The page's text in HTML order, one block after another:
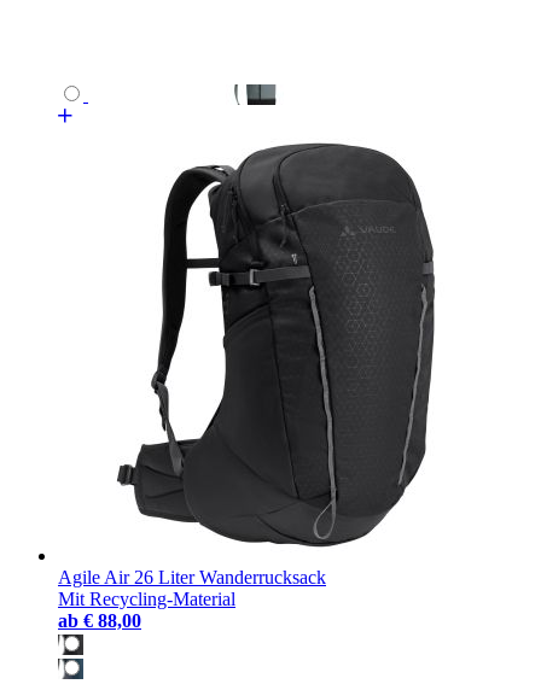
Agile Air 26 Liter Wanderrucksack
Mit Recycling-Material
ab € 88,00